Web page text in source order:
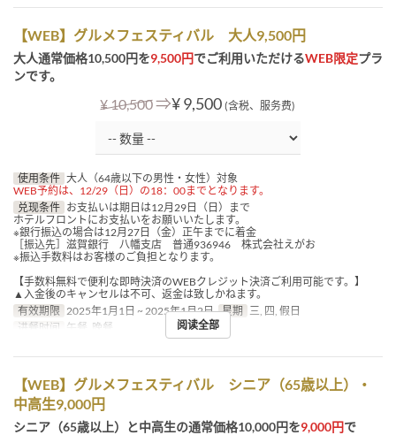
【WEB】グルメフェスティバル 大人9,500円
大人通常価格10,500円を9,500円でご利用いただけるWEB限定プラ
ンです。
¥ 10,500⇒¥ 9,500 (含税、服务费)
使用条件 大人（64歳以下の男性・女性）対象
WEB予約は、12/29（日）の18：00までとなります。
兑现条件 お支払いは期日は12月29日（日）まで
ホテルフロントにお支払いをお願いいたします。
※銀行振込の場合は12月27日（金）正午までに着金
［振込先］滋賀銀行 八幡支店 普通936946 株式会社えがお
※振込手数料はお客様のご負担となります。
【手数料無料で便利な即時決済のWEBクレジット決済ご利用可能です。】
▲入金後のキャンセルは不可、返金は致しかねます。
有效期限 2025年1月1日 ~ 2025年1月2日 星期 三, 四, 假日
进餐时间
午餐, 晚餐 阅读全部
【WEB】グルメフェスティバル シニア（65歳以上）・
中高生9,000円
シニア（65歳以上）と中高生の通常価格10,000円を9,000円で